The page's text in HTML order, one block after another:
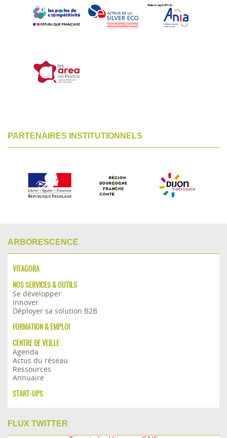
PARTENAIRES INSTITUTIONNELS
ARBORESCENCE
VITAGORA
NOS SERVICES & OUTILS
Se développer
Innover
Déployer sa solution B2B
FORMATION & EMPLOI
CENTRE DE VEILLE
Agenda
Actus du réseau
Ressources
Annuaire
START-UPS
FLUX TWITTER